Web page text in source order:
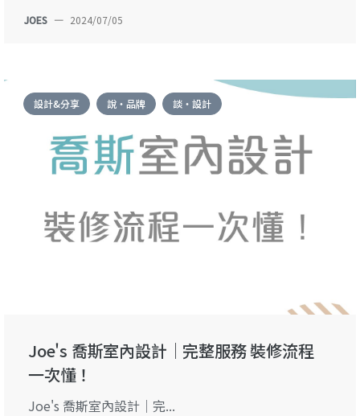
JOES — 2024/07/05
設計&分享 說・品牌 談・設計
Joe's 喬斯室內設計｜完整服務 裝修流程
一次懂！
Joe's 喬斯室內設計｜完...